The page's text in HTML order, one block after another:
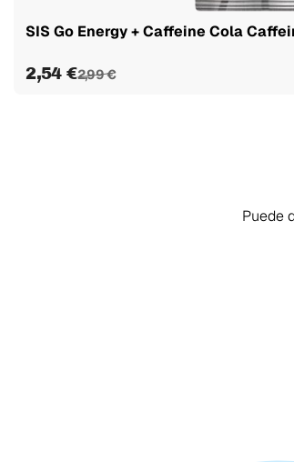
SIS Go Energy + Caffeine Cola
2,54 €2,99 €
Puede